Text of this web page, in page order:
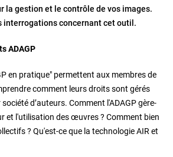
la gestion et le contrôle de vos images.
interrogations concernant cet outil.
ADAGP
en pratique" permettent aux membres de
comment leurs droits sont gérés
d’auteurs. Comment l'ADAGP gère-
et l'utilisation des œuvres ? Comment bien
? Qu'est-ce que la technologie AIR et